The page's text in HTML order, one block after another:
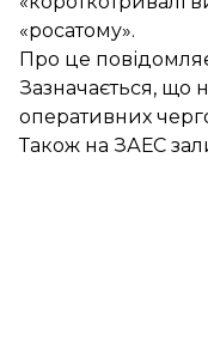
«росатому».
Про це
Зазначається, що
оперативних
Також на ЗАЕС